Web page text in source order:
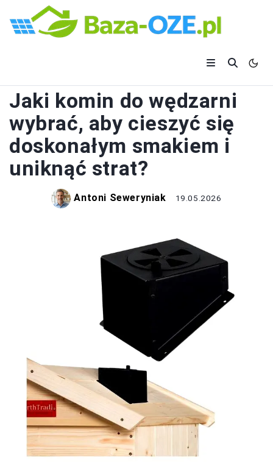
Jaki komin do wędzarni
wybrać, aby cieszyć się
doskonałym smakiem i
uniknąć strat?
Antoni Seweryniak 19.05.2026